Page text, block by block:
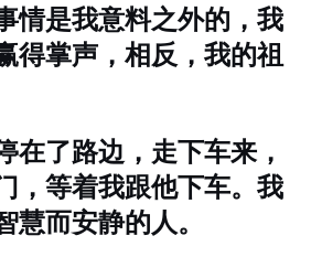
情是我意料之外的，我
得掌声，相反，我的祖
在了路边，走下车来，
，等着我跟他下车。我
慧而安静的人。